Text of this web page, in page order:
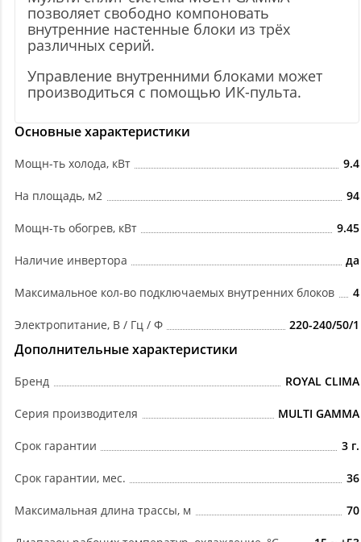
позволяет свободно компоновать
внутренние настенные блоки из трёх
различных серий.
Управление внутренними блоками может
производиться с помощью ИК-пульта.
Основные характеристики
Мощн-ть холода, кВт 9.4
На площадь, м2 94
Мощн-ть обогрев, кВт 9.45
Наличие инвертора да
Максимальное кол-во подключаемых внутренних блоков 4
Электропитание, В / Гц / Ф 220-240/50/1
Дополнительные характеристики
Бренд ROYAL CLIMA
Серия производителя MULTI GAMMA
Срок гарантии 3 г.
Срок гарантии, мес. 36
Максимальная длина трассы, м 70